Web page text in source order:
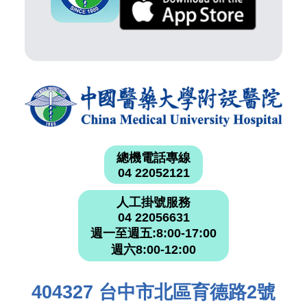
總機電話專線
04 22052121
人工掛號服務
04 22056631
週一至週五:8:00-17:00
週六8:00-12:00
404327 台中市北區育德路2號